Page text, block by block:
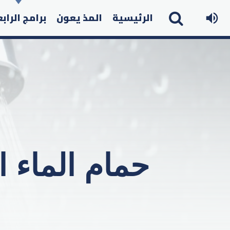
الرئيسية المذ يعون برامج
حمام